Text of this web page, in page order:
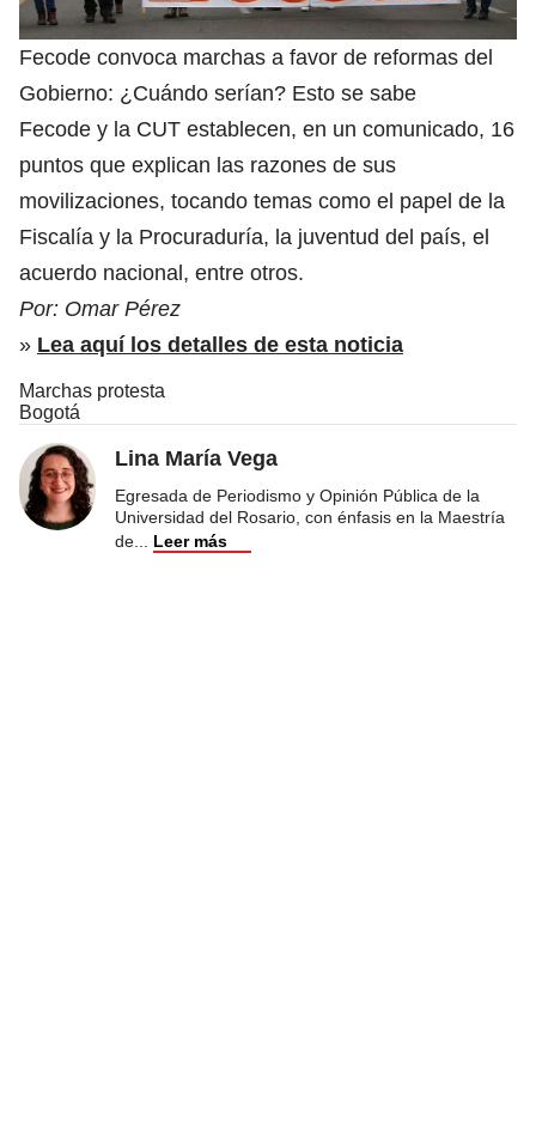
Fecode convoca marchas a favor de reformas del
Gobierno: ¿Cuándo serían? Esto se sabe
Fecode y la CUT establecen, en un comunicado, 16
puntos que explican las razones de sus
movilizaciones, tocando temas como el papel de la
Fiscalía y la Procuraduría, la juventud del país, el
acuerdo nacional, entre otros.
Por: Omar Pérez
» Lea aquí los detalles de esta noticia
Marchas protesta
Bogotá
Lina María Vega
Egresada de Periodismo y Opinión Pública de la
Universidad del Rosario, con énfasis en la Maestría
de... Leer más